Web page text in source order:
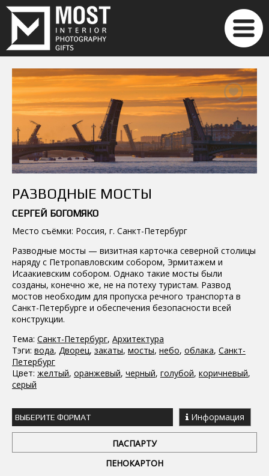
РАЗВОДНЫЕ МОСТЫ
СЕРГЕЙ БОГОМЯКО
Место съёмки: Россия, г. Санкт-Петербург
Разводные мосты — визитная карточка северной столицы
наряду с Петропавловским собором, Эрмитажем и
Исаакиевским собором. Однако такие мосты были
созданы, конечно же, не на потеху туристам. Развод
мостов необходим для пропуска речного транспорта в
Санкт-Петербурге и обеспечения безопасности всей
конструкции.
Тема: Санкт-Петербург, Архитектура
Тэги: вода, Дворец, закаты, мосты, небо, облака, Санкт-
Петербург
Цвет: желтый, оранжевый, черный, голубой, коричневый,
серый
ВЫБЕРИТЕ ФОРМАТ Информация
ПАСПАРТУ
ПЕНОКАРТОН